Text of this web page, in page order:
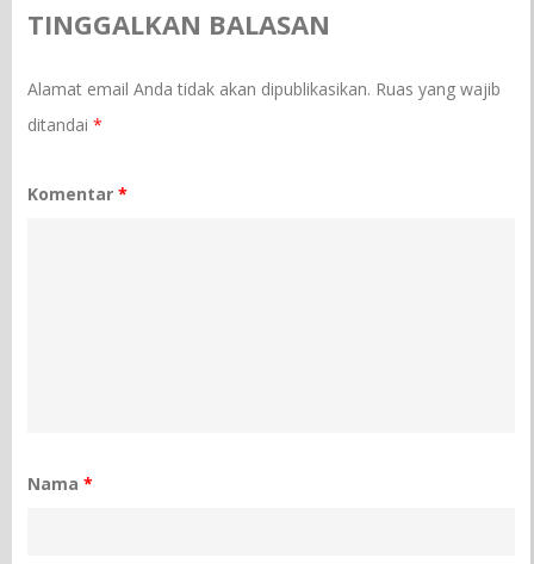
TINGGALKAN BALASAN
Alamat email Anda tidak akan dipublikasikan. Ruas yang wajib
ditandai*
Komentar*
Nama*